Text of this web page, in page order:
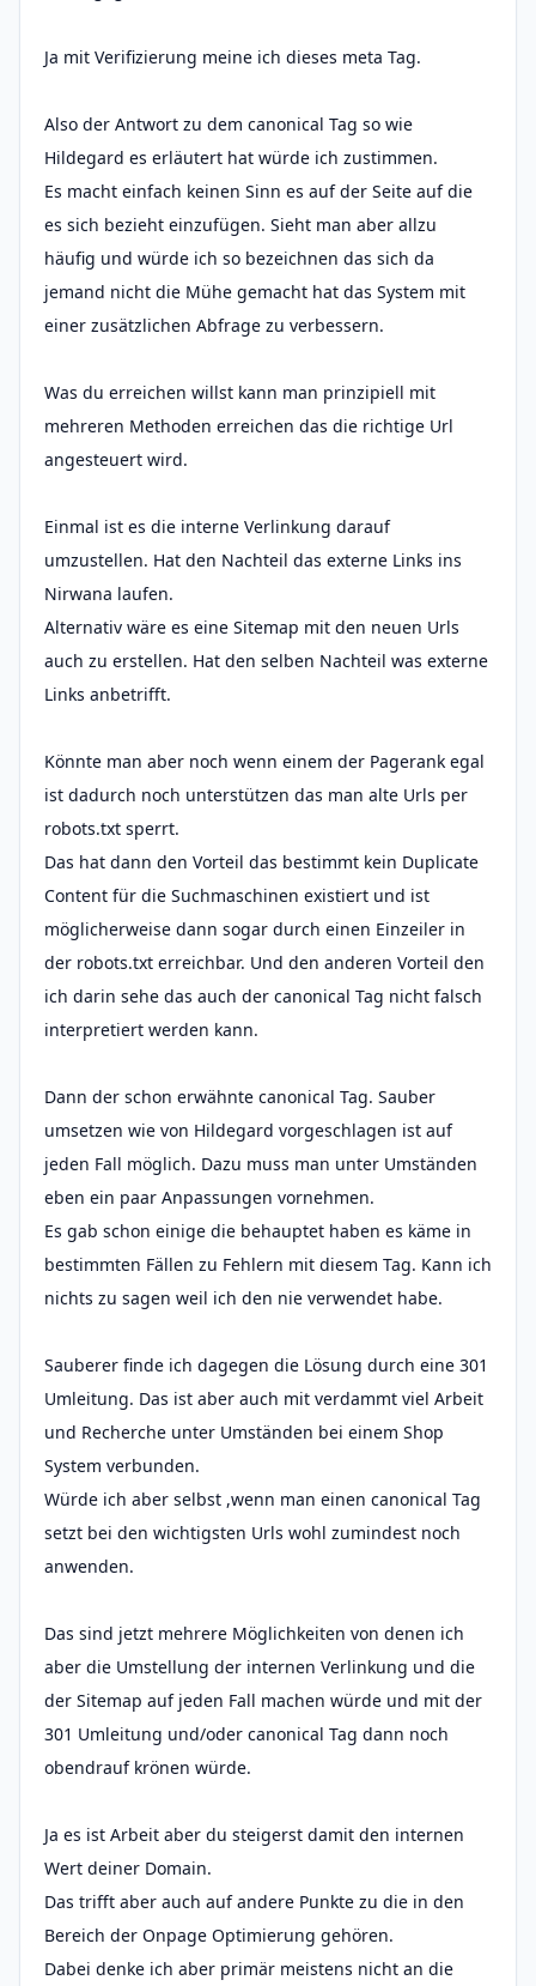
Ja mit Verifizierung meine ich dieses meta Tag.
Also der Antwort zu dem canonical Tag so wie
Hildegard es erläutert hat würde ich zustimmen.
Es macht einfach keinen Sinn es auf der Seite auf die
es sich bezieht einzufügen. Sieht man aber allzu
häufig und würde ich so bezeichnen das sich da
jemand nicht die Mühe gemacht hat das System mit
einer zusätzlichen Abfrage zu verbessern.
Was du erreichen willst kann man prinzipiell mit
mehreren Methoden erreichen das die richtige Url
angesteuert wird.
Einmal ist es die interne Verlinkung darauf
umzustellen. Hat den Nachteil das externe Links ins
Nirwana laufen.
Alternativ wäre es eine Sitemap mit den neuen Urls
auch zu erstellen. Hat den selben Nachteil was externe
Links anbetrifft.
Könnte man aber noch wenn einem der Pagerank egal
ist dadurch noch unterstützen das man alte Urls per
robots.txt sperrt.
Das hat dann den Vorteil das bestimmt kein Duplicate
Content für die Suchmaschinen existiert und ist
möglicherweise dann sogar durch einen Einzeiler in
der robots.txt erreichbar. Und den anderen Vorteil den
ich darin sehe das auch der canonical Tag nicht falsch
interpretiert werden kann.
Dann der schon erwähnte canonical Tag. Sauber
umsetzen wie von Hildegard vorgeschlagen ist auf
jeden Fall möglich. Dazu muss man unter Umständen
eben ein paar Anpassungen vornehmen.
Es gab schon einige die behauptet haben es käme in
bestimmten Fällen zu Fehlern mit diesem Tag. Kann ich
nichts zu sagen weil ich den nie verwendet habe.
Sauberer finde ich dagegen die Lösung durch eine 301
Umleitung. Das ist aber auch mit verdammt viel Arbeit
und Recherche unter Umständen bei einem Shop
System verbunden.
Würde ich aber selbst ,wenn man einen canonical Tag
setzt bei den wichtigsten Urls wohl zumindest noch
anwenden.
Das sind jetzt mehrere Möglichkeiten von denen ich
aber die Umstellung der internen Verlinkung und die
der Sitemap auf jeden Fall machen würde und mit der
301 Umleitung und/oder canonical Tag dann noch
obendrauf krönen würde.
Ja es ist Arbeit aber du steigerst damit den internen
Wert deiner Domain.
Das trifft aber auch auf andere Punkte zu die in den
Bereich der Onpage Optimierung gehören.
Dabei denke ich aber primär meistens nicht an die